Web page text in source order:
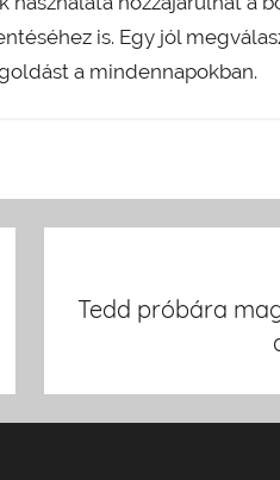
is. Egy jól
a mindennapokban.
Tedd próbára